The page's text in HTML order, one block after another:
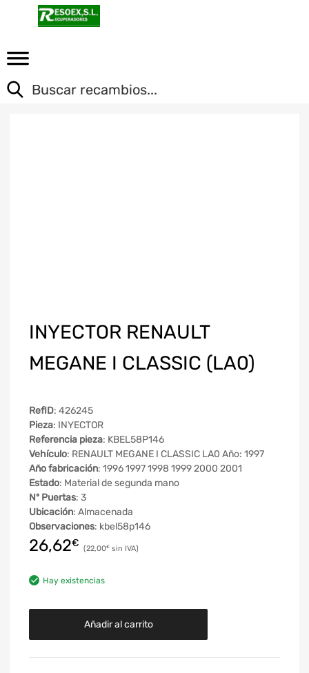
INYECTOR RENAULT
MEGANE I CLASSIC (LA0)
RefID: 426245
Pieza: INYECTOR
Referencia pieza: KBEL58P146
Vehículo: RENAULT MEGANE I CLASSIC LA0 Año: 1997
Año fabricación: 1996 1997 1998 1999 2000 2001
Estado: Material de segunda mano
Nº Puertas: 3
Ubicación: Almacenada
Observaciones: kbel58p146
26,62€ 22,00€
Hay existencias
Añadir al carrito